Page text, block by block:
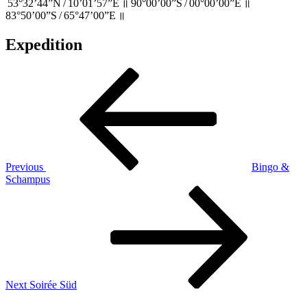
53°32’44”N / 10’01’57”E ॥ 90°00’00”S / 00°00’00”E ॥
83°50’00”S / 65°47’00”E ॥
Expedition
Beitragsnavigation
Previous
Bingo &
Schampus
Next Soirée Süd